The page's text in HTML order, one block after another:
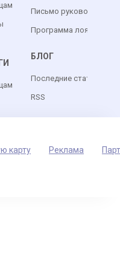
Письмо руководителю
Программа лояльности
БЛОГ
Последние статьи
RSS
карту Реклама